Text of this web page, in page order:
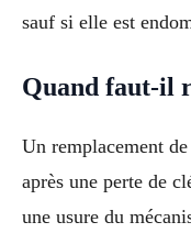
sauf si elle est
Quand faut-il
Un remplacement
après une perte de
une usure du